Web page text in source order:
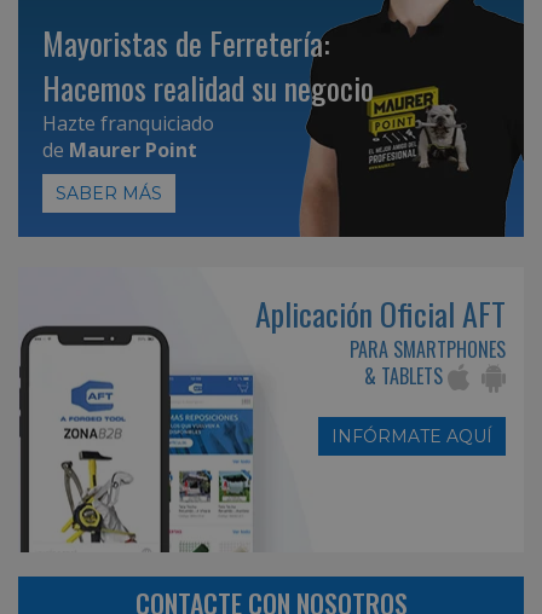
Mayoristas de Ferretería:
Hacemos realidad su negocio
Hazte franquiciado
de Maurer Point
SABER MÁS
Aplicación Oficial AFT
PARA SMARTPHONES
& TABLETS
INFÓRMATE AQUÍ
CONTACTE CON NOSOTROS